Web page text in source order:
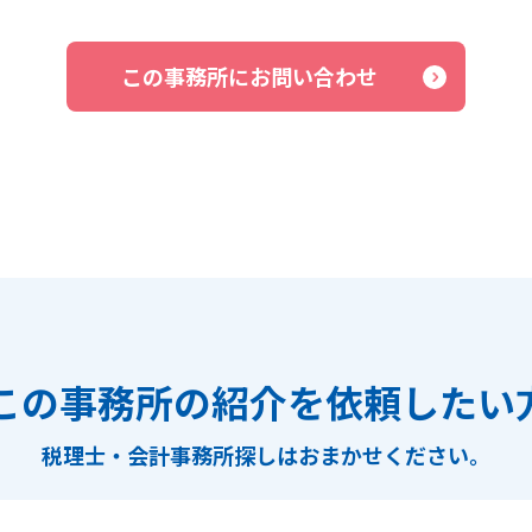
この事務所にお問い合わせ
の事務所の紹介を依頼したい
税理士・会計事務所探しはおまかせください。